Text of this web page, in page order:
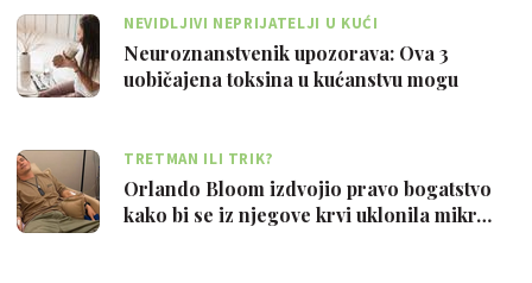
NEVIDLJIVI NEPRIJATELJI U KUĆI
Neuroznanstvenik upozorava: Ova 3
uobičajena toksina u kućanstvu mogu
TRETMAN ILI TRIK?
Orlando Bloom izdvojio pravo bogatstvo
kako bi se iz njegove krvi uklonila mikr…